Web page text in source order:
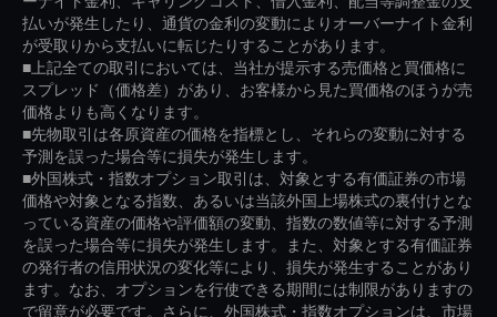
払いが発生したり、通貨の金利の変動によりオーバーナイト金利
が受取りから支払いに転じたりすることがあります。
■上記全ての取引においては、当社が提示する売価格と買価格に
スプレッド（価格差）があり、お客様から見た買価格のほうが売
価格よりも高くなります。
■先物取引は各原資産の価格を指標とし、それらの変動に対する
予測を誤った場合等に損失が発生します。
■外国株式・指数オプション取引は、対象とする有価証券の市場
価格や対象となる指数、あるいは当該外国上場株式の裏付けとな
っている資産の価格や評価額の変動、指数の数値等に対する予測
を誤った場合等に損失が発生します。また、対象とする有価証券
の発行者の信用状況の変化等により、損失が発生することがあり
ます。なお、オプションを行使できる期間には制限がありますの
で留意が必要です。さらに、外国株式・指数オプションは、市場